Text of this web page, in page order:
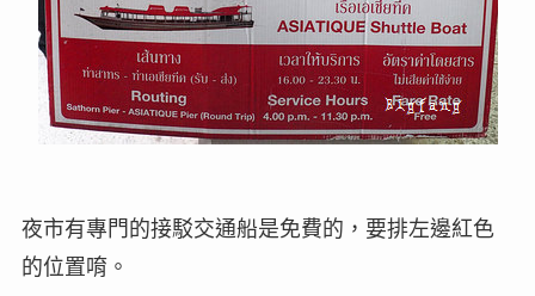
夜市有專門的接駁交通船是免費的，要排左邊紅色
的位置唷。